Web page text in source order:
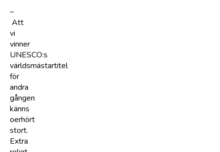
–
Att
vi
vinner
UNESCO:s
världsmästartitel
för
andra
gången
känns
oerhört
stort.
Extra